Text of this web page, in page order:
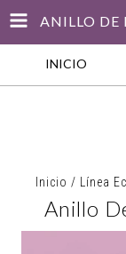
ANILLO DE
INICIO
Inicio / Línea
Anillo